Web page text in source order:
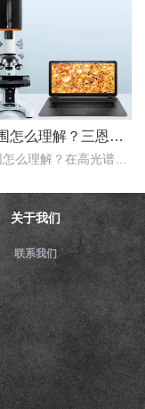
光谱范围怎么理解？三恩时高光谱成像仪光谱范围是多少nm？
光谱范围怎么理解？在高光谱成像仪的性能指标评价中，光谱范围是一项重要的指标，它用于表示高光谱成像仪能够在该谱段内实现理想成像的范围。那么，三恩时高光谱成像仪光谱..
关于我们
联系我们